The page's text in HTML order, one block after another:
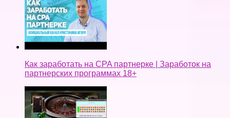
Как заработать на CPA партнерке | Заработок на
партнерских программах 18+